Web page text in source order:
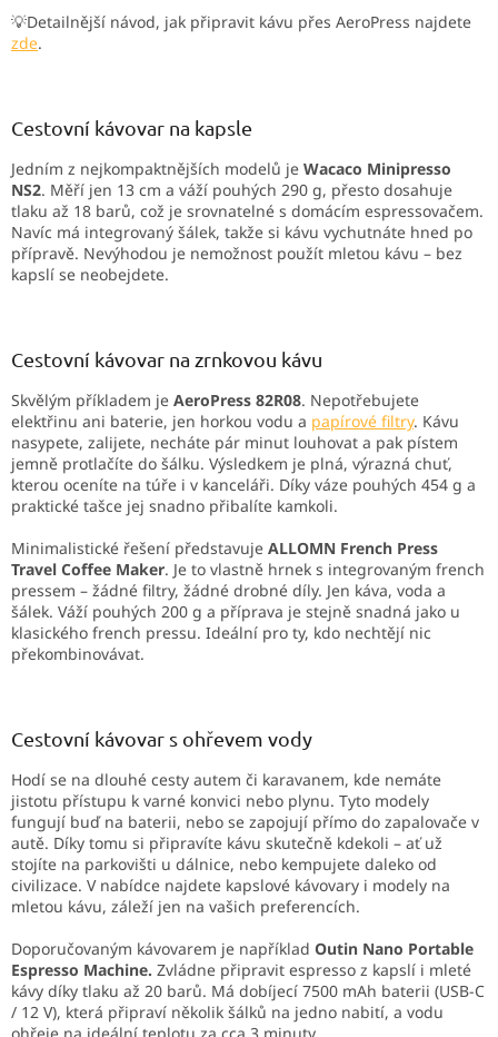
💡Detailnější návod, jak připravit kávu přes AeroPress najdete
zde.
Cestovní kávovar na kapsle
Jedním z nejkompaktnějších modelů je Wacaco Minipresso
NS2. Měří jen 13 cm a váží pouhých 290 g, přesto dosahuje
tlaku až 18 barů, což je srovnatelné s domácím espressovačem.
Navíc má integrovaný šálek, takže si kávu vychutnáte hned po
přípravě. Nevýhodou je nemožnost použít mletou kávu – bez
kapslí se neobejdete.
Cestovní kávovar na zrnkovou kávu
Skvělým příkladem je AeroPress 82R08. Nepotřebujete
elektřinu ani baterie, jen horkou vodu a papírové filtry. Kávu
nasypete, zalijete, necháte pár minut louhovat a pak pístem
jemně protlačíte do šálku. Výsledkem je plná, výrazná chuť,
kterou oceníte na túře i v kanceláři. Díky váze pouhých 454 g a
praktické tašce jej snadno přibalíte kamkoli.
Minimalistické řešení představuje ALLOMN French Press
Travel Coffee Maker. Je to vlastně hrnek s integrovaným french
pressem – žádné filtry, žádné drobné díly. Jen káva, voda a
šálek. Váží pouhých 200 g a příprava je stejně snadná jako u
klasického french pressu. Ideální pro ty, kdo nechtějí nic
překombinovávat.
Cestovní kávovar s ohřevem vody
Hodí se na dlouhé cesty autem či karavanem, kde nemáte
jistotu přístupu k varné konvici nebo plynu. Tyto modely
fungují buď na baterii, nebo se zapojují přímo do zapalovače v
autě. Díky tomu si připravíte kávu skutečně kdekoli – ať už
stojíte na parkovišti u dálnice, nebo kempujete daleko od
civilizace. V nabídce najdete kapslové kávovary i modely na
mletou kávu, záleží jen na vašich preferencích.
Doporučovaným kávovarem je například Outin Nano Portable
Espresso Machine. Zvládne připravit espresso z kapslí i mleté
kávy díky tlaku až 20 barů. Má dobíjecí 7500 mAh baterii (USB-C
/ 12 V), která připraví několik šálků na jedno nabití, a vodu
ohřeje na ideální teplotu za cca 3 minuty.